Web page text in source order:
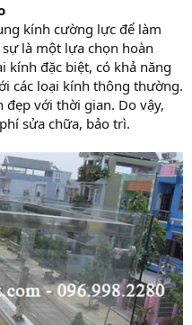
kính cường lực để làm
là một lựa chọn hoàn
kính đặc biệt, có khả năng
các loại kính thông thường.
đẹp với thời gian. Do vậy,
sửa chữa, bảo trì.